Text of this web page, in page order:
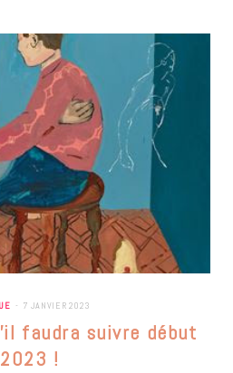
7 JANVIER 2023
faudra suivre début
2023 !